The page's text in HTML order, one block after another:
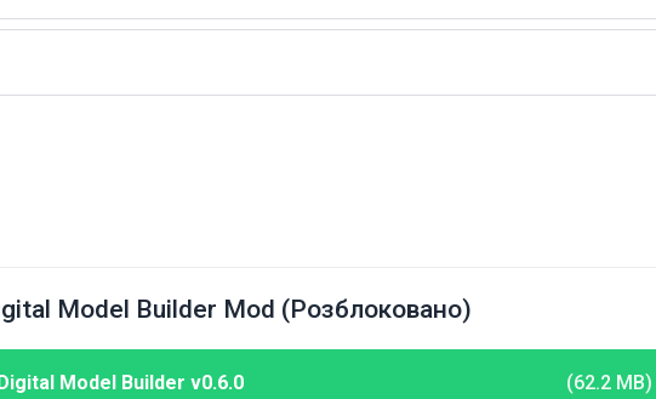
Model Builder Mod (Розблоковано)
Model Builder v0.6.0 (62.2 MB)